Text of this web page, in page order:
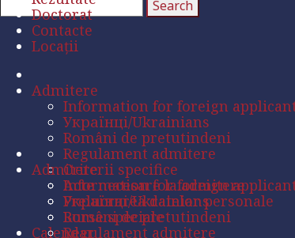
Doctorat
Contacte
Locații
Admitere
Information for foreign
Українці/Ukrainians
Români de pretutindeni
Regulament admitere
Criterii specifice
Acte necesare la admitere
Prelucrarea datelor personale
Burse speciale
Calendar
Admitere
Information for foreign
Українці/Ukrainians
Români de pretutindeni
Regulament admitere